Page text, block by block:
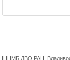
ДВО РАН,